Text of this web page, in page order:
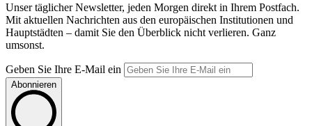
Unser täglicher Newsletter, jeden Morgen direkt in Ihrem Postfach.
Mit aktuellen Nachrichten aus den europäischen Institutionen und
Hauptstädten – damit Sie den Überblick nicht verlieren. Ganz
umsonst.
Geben Sie Ihre E-Mail ein
Abonnieren